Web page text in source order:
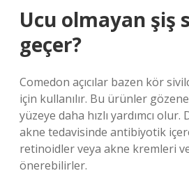
Ucu olmayan şiş
geçer?
Comedon açıcılar bazen kör
için kullanılır. Bu ürünler
yüzeye daha hızlı yardımcı
akne tedavisinde antibiyotik
retinoidler veya akne kremleri
önerebilirler.